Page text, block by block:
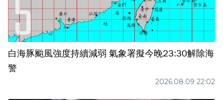
白海豚颱風強度持續減弱 氣象署擬今晚23:30解除海
警
2026.08.09 22:02